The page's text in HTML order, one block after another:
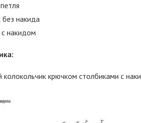
накида
накидом
колокольчик крючком столбиками с